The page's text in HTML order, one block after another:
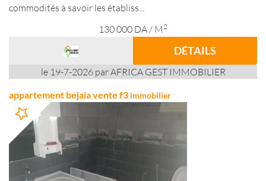
commodités à savoir les établiss...
130 000 DA/ M 2
DÉTAILS
le 19-7-2026 par AFRICA GEST IMMOBILIER
appartement bejaia vente f3 immobilier